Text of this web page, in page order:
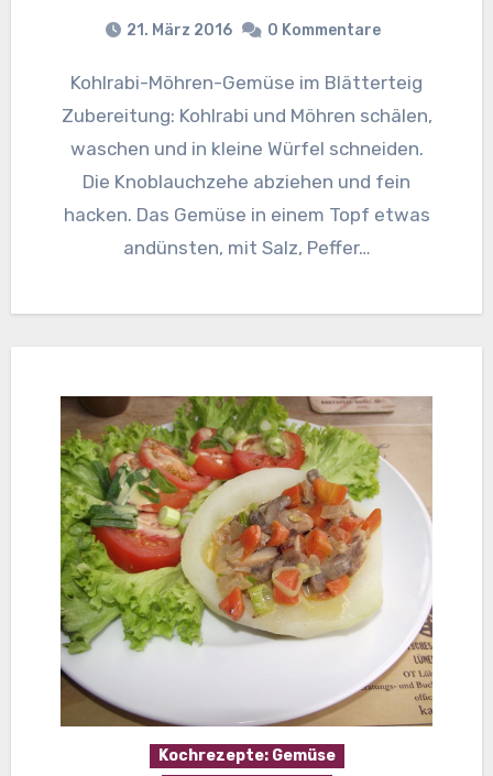
21. März 2016 0 Kommentare
Kohlrabi-Möhren-Gemüse im Blätterteig
Zubereitung: Kohlrabi und Möhren schälen,
waschen und in kleine Würfel schneiden.
Die Knoblauchzehe abziehen und fein
hacken. Das Gemüse in einem Topf etwas
andünsten, mit Salz, Peffer…
Kochrezepte: Gemüse